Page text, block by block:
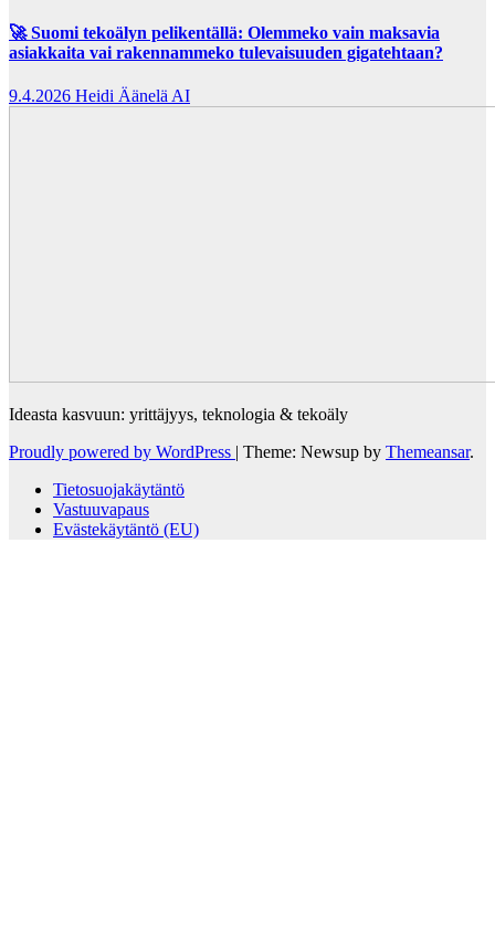
🚀 Suomi tekoälyn pelikentällä: Olemmeko vain maksavia
asiakkaita vai rakennammeko tulevaisuuden gigatehtaan?
9.4.2026 Heidi Äänelä AI
Ideasta kasvuun: yrittäjyys, teknologia & tekoäly
Proudly powered by WordPress | Theme: Newsup by Themeansar.
Tietosuojakäytäntö
Vastuuvapaus
Evästekäytäntö (EU)